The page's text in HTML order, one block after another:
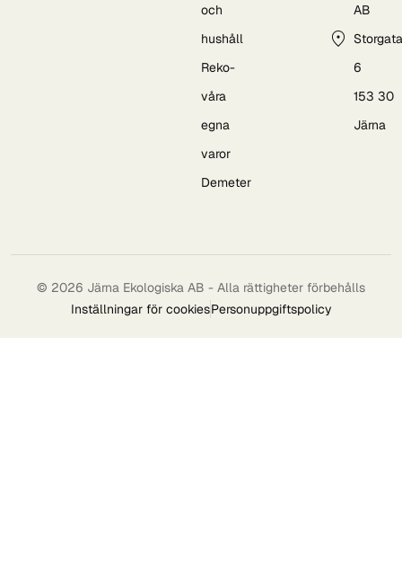
och
hushåll
Reko-
våra
egna
varor
Demeter
AB
6
153 30
Järna
© 2026 Järna Ekologiska AB - Alla rättigheter förbehålls
Inställningar för cookiesPersonuppgiftspolicy